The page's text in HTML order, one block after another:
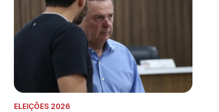
ELEIÇÕES 2026